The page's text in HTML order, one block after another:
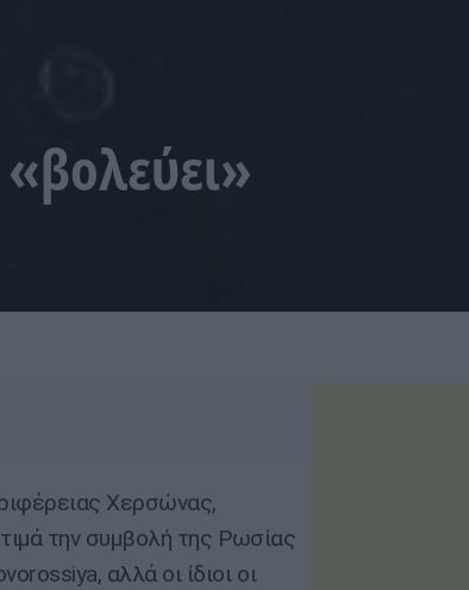
Χερσώνας,
την συμβολή της Ρωσίας
αλλά οι ίδιοι οι